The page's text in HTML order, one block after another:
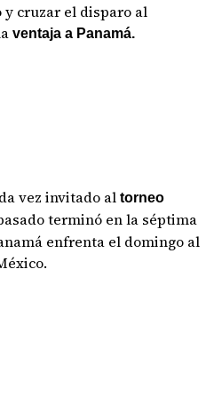
y cruzar el disparo al
ventaja a Panamá.
vez invitado al torneo
terminó en la séptima
enfrenta el domingo al